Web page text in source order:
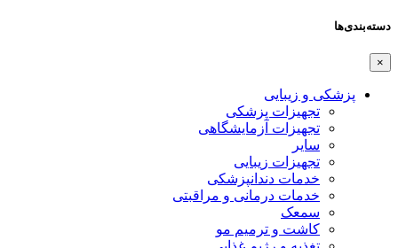
دسته‌بندی‌ها
×
پزشکی و زیبایی
تجهیزات پزشکی
تجهیزات آزمایشگاهی
سایر
تجهیزات زیبایی
خدمات دندانپزشکی
خدمات درمانی و مراقبتی
سمعک
کاشت و ترمیم مو